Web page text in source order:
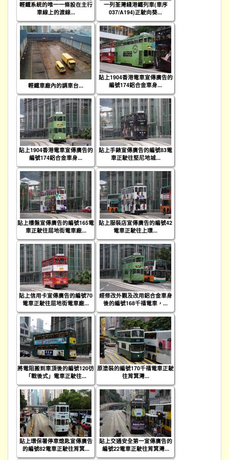
輕鐵系統的唯一一條設在主行
車線上的渡線...
一列荃灣綫港鐵列車(車序
037/A194)正駛向葵...
輕鐵車廠內的調車台...
貼上1904香港電車宣傳廣告的
編號174鋁合金車身...
貼上1904香港電車宣傳廣告的
編號174鋁合金車身...
貼上手錶宣傳廣告的編號83電
車正駛往堅尼地城...
貼上樓盤宣傳廣告的編號165電
車正駛往屈地街電車廠...
貼上服裝店宣傳廣告的編號42
電車正駛往上環...
貼上信用卡宣傳廣告的編號70
電車正駛往屈地街電車廠...
經修改外觀及改用鋁合金車身
後的編號168千禧電車，...
將電阻搬到車頂後的編號120彷
「戰後式」電車正駛往...
原塗裝的編號170千禧電車正駛
往筲箕灣...
貼上環保署停車熄匙宣傳廣告
的編號82電車正駛往筲箕...
貼上交通安全第一宣傳廣告的
編號22電車正駛往筲箕灣...